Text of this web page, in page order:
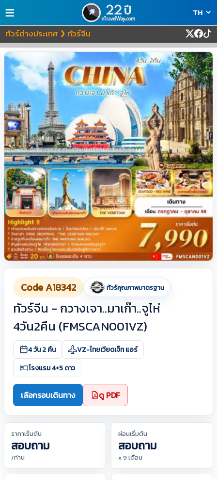
≡
ทัวร์ต่างประเทศ ❯ ทัวร์จีน
Code A18342 ทัวร์คุณภาพมาตรฐาน
ทัวร์จีน - กวางเจา..มาเก๊า..จูไห่
4วัน2คืน (FMSCAN001VZ)
4 วัน 2 คืน
VZ-ไทยเวียดเจ็ท แอร์
โรงแรม 4+5 ดาว
เลือกรอบเดินทาง ดู PDF
ราคาเริ่มต้น
สอบถาม
/ท่าน
ผ่อนเริ่มต้น
สอบถาม
x 9 เดือน